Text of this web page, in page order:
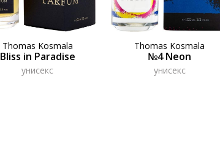
Thomas Kosmala
Bliss in Paradise
унисекс
Thomas Kosmala
№4 Neon
унисекс